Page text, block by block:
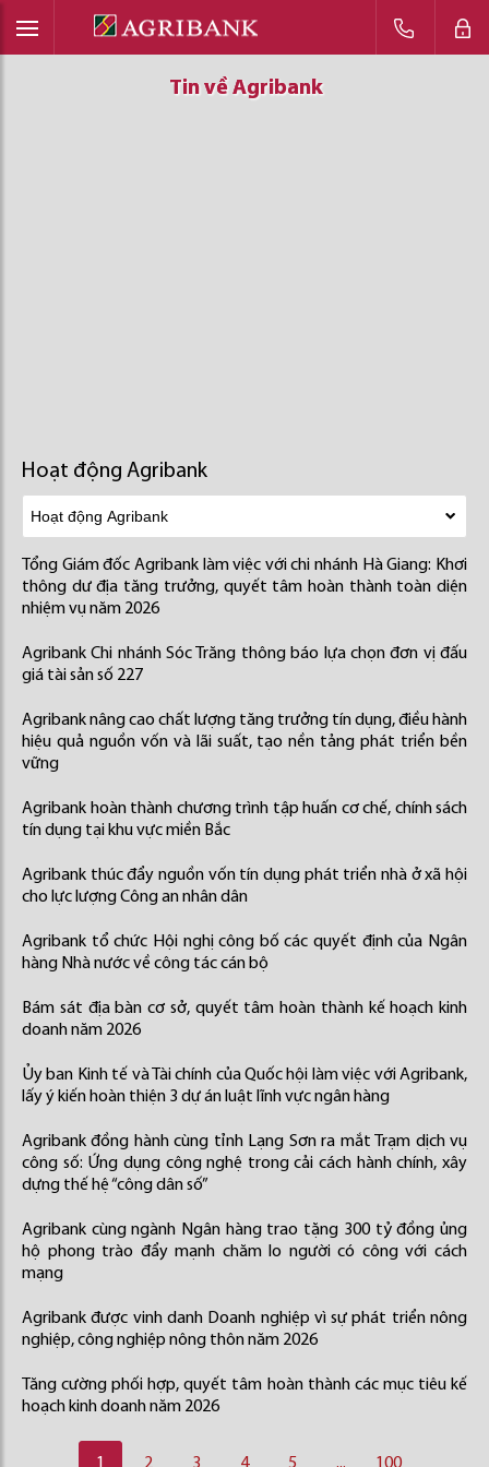
Tin về Agribank
Tin về Agribank
Tin về Agribank
Hoạt động Agribank
Tổng Giám đốc Agribank làm việc với chi nhánh Hà Giang: Khơi
thông dư địa tăng trưởng, quyết tâm hoàn thành toàn diện
nhiệm vụ năm 2026
Agribank Chi nhánh Sóc Trăng thông báo lựa chọn đơn vị đấu
giá tài sản số 227
Agribank nâng cao chất lượng tăng trưởng tín dụng, điều hành
hiệu quả nguồn vốn và lãi suất, tạo nền tảng phát triển bền
vững
Agribank hoàn thành chương trình tập huấn cơ chế, chính sách
tín dụng tại khu vực miền Bắc
Agribank thúc đẩy nguồn vốn tín dụng phát triển nhà ở xã hội
cho lực lượng Công an nhân dân
Agribank tổ chức Hội nghị công bố các quyết định của Ngân
hàng Nhà nước về công tác cán bộ
Bám sát địa bàn cơ sở, quyết tâm hoàn thành kế hoạch kinh
doanh năm 2026
Ủy ban Kinh tế và Tài chính của Quốc hội làm việc với Agribank,
lấy ý kiến hoàn thiện 3 dự án luật lĩnh vực ngân hàng
Agribank đồng hành cùng tỉnh Lạng Sơn ra mắt Trạm dịch vụ
công số: Ứng dụng công nghệ trong cải cách hành chính, xây
dựng thế hệ “công dân số”
Agribank cùng ngành Ngân hàng trao tặng 300 tỷ đồng ủng
hộ phong trào đẩy mạnh chăm lo người có công với cách
mạng
Agribank được vinh danh Doanh nghiệp vì sự phát triển nông
nghiệp, công nghiệp nông thôn năm 2026
Tăng cường phối hợp, quyết tâm hoàn thành các mục tiêu kế
hoạch kinh doanh năm 2026